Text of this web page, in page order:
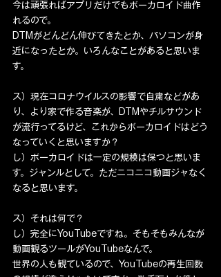
今は頑張ればアプリだけでもボーカロイド曲作
れるので。
DTMがどんどん伸びてきたとか、パソコンが身
近になったとか。いろんなことがあると思いま
す。
ス）現在コロナウイルスの影響で自粛などがあ
り、より家で作る音楽が、DTMやチルサウンド
が流行ってるけど、これからボーカロイドはどう
なっていくと思いますか？
し）ボーカロイドは一定の規模は保つと思いま
す。ジャンルとして。ただニコニコ動画ジャなく
なると思います。
ス）それは何で？
し）完全にYouTubeですね。そもそもみんなが
動画観るツールがYouTubeなんで。
世界の人も観ているので、YouTubeの再生回数